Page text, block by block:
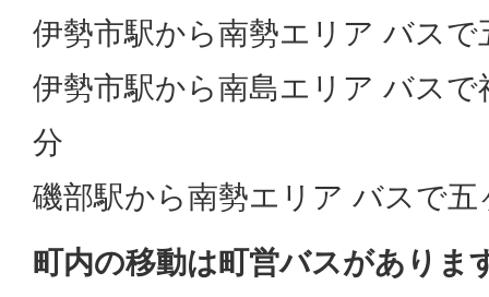
伊勢市駅から南勢エリア バス
伊勢市駅から南島エリア バス
分
磯部駅から南勢エリア バスで
町内の移動は町営バスがありま